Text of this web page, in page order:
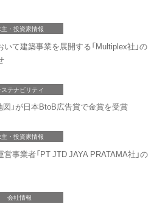
・投資家情報
て建築事業を展開する「Multiplex社」の
テナビリティ
図」が日本BtoB広告賞で金賞を受賞
・投資家情報
事業者「PT JTD JAYA PRATAMA社」の
会社情報